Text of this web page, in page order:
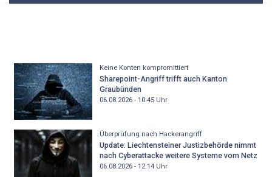
Keine Konten kompromittiert
Sharepoint-Angriff trifft auch Kanton
Graubünden
06.08.2026 - 10:45Uhr
Überprüfung nach Hackerangriff
Update: Liechtensteiner Justizbehörde nimmt
nach Cyberattacke weitere Systeme vom Netz
06.08.2026 - 12:14Uhr